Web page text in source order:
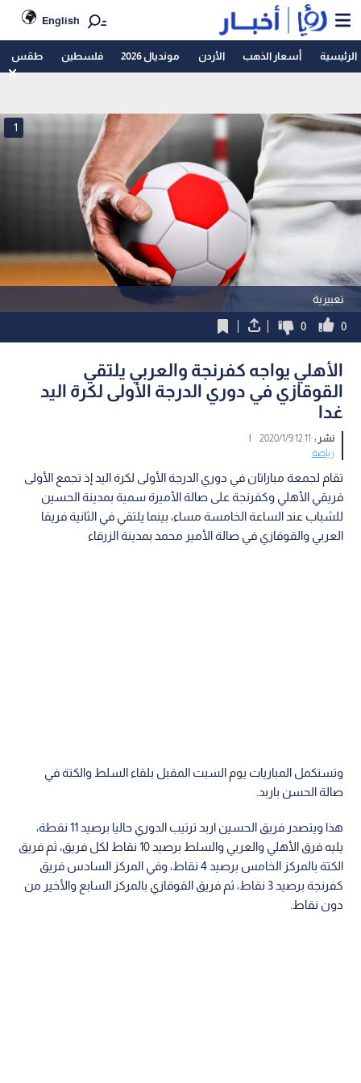
English
الرئيسية أسعار الذهب الأردن مونديال 2026 فلسطين طقس
تعبيرية
1
0
0
الأهلي يواجه كفرنجة والعربي يلتقي
القوقازي في دوري الدرجة الأولى لكرة اليد
غدا
نشر : 12:11 2020/1/9
|
رياضة
تقام لجمعة مباراتان في دوري الدرجة الأولى لكرة اليد إذ تجمع الأولى
فريقي الأهلي وكفرنجة على صالة الأميرة سمية بمدينة الحسين
للشباب عند الساعة الخامسة مساء، بينما يلتقي في الثانية فريقا
العربي والقوقازي في صالة الأمير محمد بمدينة الزرقاء
وتستكمل المباريات يوم السبت المقبل بلقاء السلط والكتة في
صالة الحسن باربد.
هذا ويتصدر فريق الحسين اربد ترتيب الدوري حاليا برصيد 11 نقطة،
يليه فرق الأهلي والعربي والسلط برصيد 10 نقاط لكل فريق، ثم فريق
الكتة بالمركز الخامس برصيد 4 نقاط، وفي المركز السادس فريق
كفرنجة برصيد 3 نقاط، ثم فريق القوقازي بالمركز السابع والأخير من
دون نقاط.